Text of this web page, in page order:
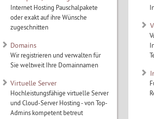
Internet Hosting Pauschalpakete
oder exakt auf ihre Wünsche
zugeschnitten
Domains
Wir registrieren und verwalten für
Sie weltweit Ihre Domainnamen
Virtuelle Server
Hochleistungsfähige virtuelle Server
und Cloud-Server Hosting - von Top-
Admins kompetent betreut